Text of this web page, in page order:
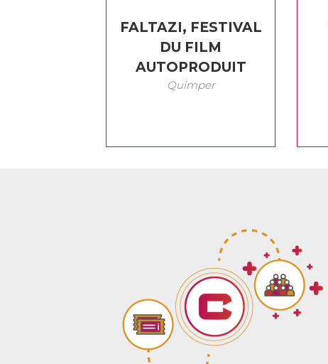
FALTAZI, FESTIVAL
DU FILM
AUTOPRODUIT
Quimper